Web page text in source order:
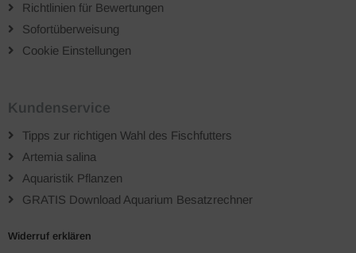
Richtlinien für Bewertungen
Sofortüberweisung
Cookie Einstellungen
Kundenservice
Tipps zur richtigen Wahl des Fischfutters
Artemia salina
Aquaristik Pflanzen
GRATIS Download Aquarium Besatzrechner
Widerruf erklären